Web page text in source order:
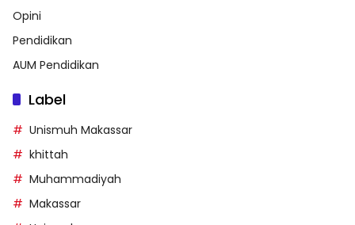
Opini
Pendidikan
AUM Pendidikan
Label
Unismuh Makassar
khittah
Muhammadiyah
Makassar